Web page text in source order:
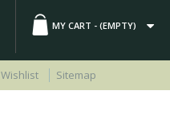
MY CART - (EMPTY)
Wishlist Sitemap